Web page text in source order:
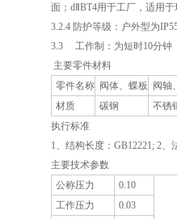
面；dⅡBT4用于工厂，适用
3.2.4 防护等级：户外型为
3.3 工作制：为短时10分钟
主要零件材料
零件名称 阀体、蝶板 阀轴
材质
碳钢
不锈
执行标准
1、结构长度：GB12221; 2
主要技术参数
公称压力
0.10
工作压力
0.03